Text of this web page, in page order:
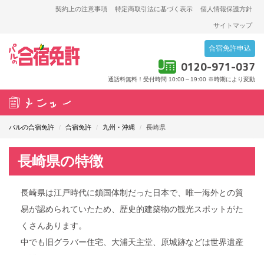
契約上の注意事項 特定商取引法に基づく表示 個人情報保護方針
サイトマップ
合宿免許申込
0120-971-037
通話料無料！受付時間 10:00～19:00 ※時期により変動
T
パルの合宿免許 / 合宿免許 / 九州・沖縄 / 長崎県
長崎県の特徴
長崎県は江戸時代に鎖国体制だった日本で、唯一海外との貿
易が認められていたため、歴史的建築物の観光スポットがた
くさんあります。
中でも旧グラバー住宅、大浦天主堂、原城跡などは世界遺産